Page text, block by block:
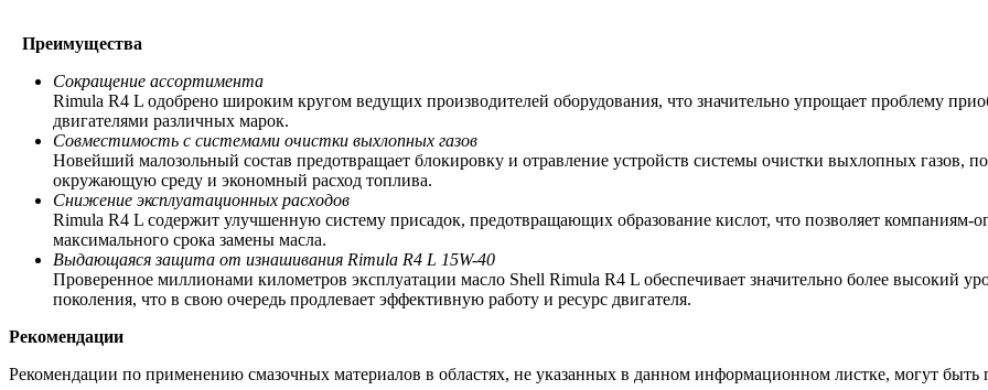
Преимущества
Сокращение ассортимента
Rimula R4 L одобрено широким кругом ведущих производителей оборудования, что значительно упрощает проблему
двигателями различных марок.
Совместимость с системами очистки выхлопных газов
Новейший малозольный состав предотвращает блокировку и отравление устройств системы очистки выхлопных газов,
окружающую среду и экономный расход топлива.
Снижение эксплуатационных расходов
Rimula R4 L содержит улучшенную систему присадок, предотвращающих образование кислот, что позволяет компаниям-
максимального срока замены масла.
Выдающаяся защита от изнашивания Rimula R4 L 15W-40
Проверенное миллионами километров эксплуатации масло Shell Rimula R4 L обеспечивает значительно более высокий
поколения, что в свою очередь продлевает эффективную работу и ресурс двигателя.
Рекомендации
Рекомендации по применению смазочных материалов в областях, не указанных в данном информационном листке, могут